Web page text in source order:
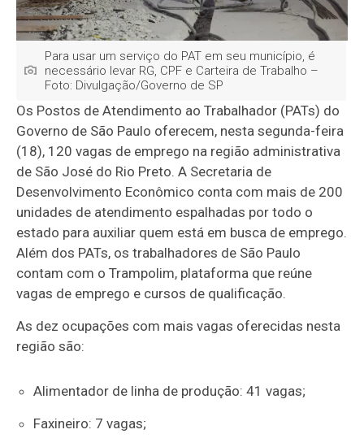
Para usar um serviço do PAT em seu município, é
necessário levar RG, CPF e Carteira de Trabalho –
Foto: Divulgação/Governo de SP
Os Postos de Atendimento ao Trabalhador (PATs) do
Governo de São Paulo oferecem, nesta segunda-feira
(18), 120 vagas de emprego na região administrativa
de São José do Rio Preto. A Secretaria de
Desenvolvimento Econômico conta com mais de 200
unidades de atendimento espalhadas por todo o
estado para auxiliar quem está em busca de emprego.
Além dos PATs, os trabalhadores de São Paulo
contam com o Trampolim, plataforma que reúne
vagas de emprego e cursos de qualificação.
As dez ocupações com mais vagas oferecidas nesta
região são:
Alimentador de linha de produção: 41 vagas;
Faxineiro: 7 vagas;